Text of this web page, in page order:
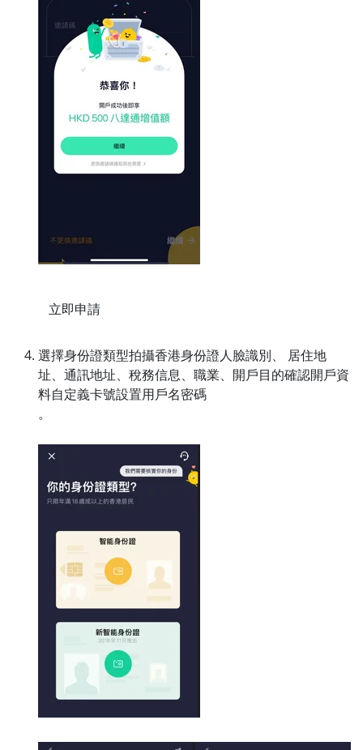
立即申請
選擇身份證類型拍攝香港身份證人臉識別、 居住地
址、通訊地址、稅務信息、職業、開戶目的確認開戶資
料自定義卡號設置用戶名密碼
。